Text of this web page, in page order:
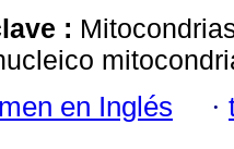
:
en Inglés ·